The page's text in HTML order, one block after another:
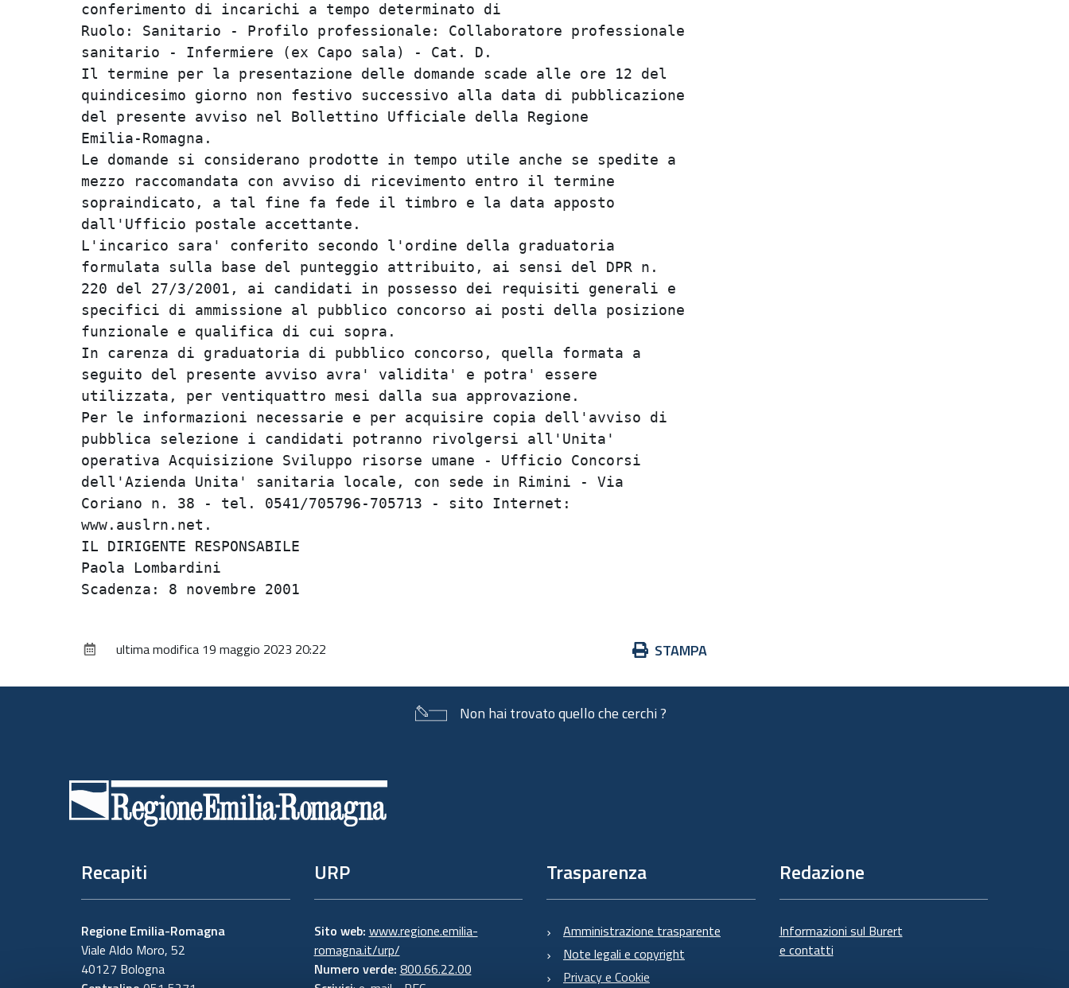
conferimento di incarichi a tempo determinato di
Ruolo: Sanitario - Profilo professionale: Collaboratore professionale
sanitario - Infermiere (ex Capo sala) - Cat. D.
Il termine per la presentazione delle domande scade alle ore 12 del
quindicesimo giorno non festivo successivo alla data di pubblicazione
del presente avviso nel Bollettino Ufficiale della Regione
Emilia-Romagna.
Le domande si considerano prodotte in tempo utile anche se spedite a
mezzo raccomandata con avviso di ricevimento entro il termine
sopraindicato, a tal fine fa fede il timbro e la data apposto
dall'Ufficio postale accettante.
L'incarico sara' conferito secondo l'ordine della graduatoria
formulata sulla base del punteggio attribuito, ai sensi del DPR n.
220 del 27/3/2001, ai candidati in possesso dei requisiti generali e
specifici di ammissione al pubblico concorso ai posti della posizione
funzionale e qualifica di cui sopra.
In carenza di graduatoria di pubblico concorso, quella formata a
seguito del presente avviso avra' validita' e potra' essere
utilizzata, per ventiquattro mesi dalla sua approvazione.
Per le informazioni necessarie e per acquisire copia dell'avviso di
pubblica selezione i candidati potranno rivolgersi all'Unita'
operativa Acquisizione Sviluppo risorse umane - Ufficio Concorsi
dell'Azienda Unita' sanitaria locale, con sede in Rimini - Via
Coriano n. 38 - tel. 0541/705796-705713 - sito Internet:
www.auslrn.net.
IL DIRIGENTE RESPONSABILE
Paola Lombardini
Azioni
documento
STAMPA
ultima modifica 19 maggio 2023 20:22
Non hai trovato quello che cerchi ?
Recapiti
Regione Emilia-Romagna
Viale Aldo Moro, 52
40127 Bologna
URP
Sito web: www.regione.emilia-
romagna.it/urp/
Numero verde: 800.66.22.00
Trasparenza
Amministrazione trasparente
Note legali e copyright
Privacy e Cookie
Redazione
Informazioni sul Burert
e contatti